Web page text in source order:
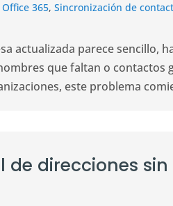
Office 365,Sincronización de
actualizada parece sencillo,
que faltan o contactos
este problema
direcciones sin